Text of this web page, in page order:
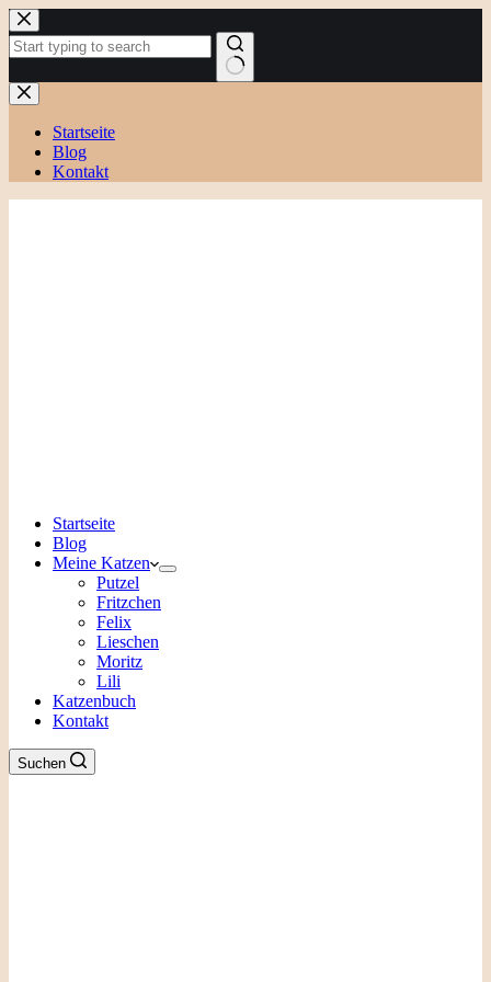
Zum
Inhalt
springen
Keine
Ergebnisse
Startseite
Blog
Kontakt
Startseite
Blog
Meine Katzen
Putzel
Fritzchen
Felix
Lieschen
Moritz
Lili
Katzenbuch
Kontakt
Suchen